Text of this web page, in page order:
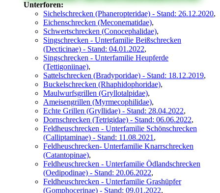
Unterforen:
Sichelschrecken (Phaneropteridae) - Stand: 26.12.2020,
Eichenschrecken (Meconematidae),
Schwertschrecken (Conocephalidae),
Singschrecken - Unterfamilie Beißschrecken
(Decticinae) - Stand: 04.01.2022,
Singschrecken - Unterfamilie Heupferde
(Tettigoniinae),
Sattelschrecken (Bradyporidae) - Stand: 18.12.2019,
Buckelschrecken (Rhaphidophoridae),
Maulwurfsgrillen (Gryllotalpidae),
Ameisengrillen (Myrmecophilidae),
Echte Grillen (Gryllidae) - Stand: 28.04.2022,
Dornschrecken (Tetrigidae) - Stand: 06.06.2022,
Feldheuschrecken - Unterfamilie Schönschrecken
(Calliptaminae) - Stand: 11.08.2021 ,
Feldheuschrecken- Unterfamilie Knarrschrecken
(Catantopinae),
Feldheuschrecken - Unterfamilie Ödlandschrecken
(Oedipodinae) - Stand: 20.06.2022,
Feldheuschrecken - Unterfamilie Grashüpfer
(Gomphocerinae) - Stand: 09.01.2022,